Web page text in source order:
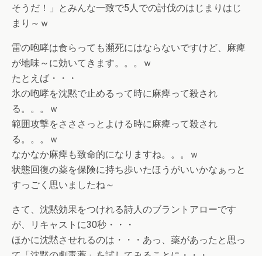
そうだ！」とみんな一致で5人での討伐のはじまりはじ
まり～ｗ
雷の咆哮は食らっても瀕死にはならないですけど、麻痺
が地味～に効いてきます。。。ｗ
たとえば・・・
氷の咆哮を沈黙で止めるって時に麻痺って殺され
る。。。ｗ
範囲攻撃をさささっとよける時に麻痺って殺され
る。。。ｗ
なかなか麻痺も致命的になりますね。。。ｗ
状態回復の薬を保険に持ち歩いたほうがいいかなぁっと
すっごく思いましたね～
さて、沈黙効果をつけれる詩人のブラントアローです
が、リキャストに30秒・・・
ほかに沈黙させれるのは・・・あっ、薬があったと思っ